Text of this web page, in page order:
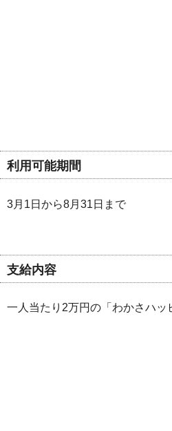
利用可能期間
3月1日から8月31日まで
支給内容
一人当たり2万円の「わかさハッ